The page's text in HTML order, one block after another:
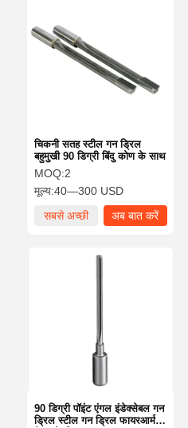
चिकनी सतह स्टील गन ड्रिल
बहुमुखी 90 डिग्री बिंदु कोण के साथ
MOQ:2
मूल्य:40—300 USD
सबसे अच्छी
अब बात करें
90 डिग्री पॉइंट एंगल इंडेक्सेबल गन
ड्रिल स्टील गन ड्रिल फायरआर्म